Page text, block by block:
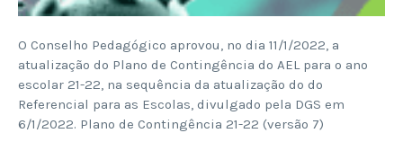
O Conselho Pedagógico aprovou, no dia 11/1/2022, a
atualização do Plano de Contingência do AEL para o ano
escolar 21-22, na sequência da atualização do do
Referencial para as Escolas, divulgado pela DGS em
6/1/2022. Plano de Contingência 21-22 (versão 7)